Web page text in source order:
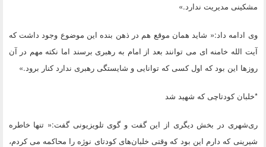
مشکینی مدیریت ندارد.»
وی ادامه داد:« شاید همان موقع هم در ذهن بنده این موضوع وجود داشت که
آیت الله خامنه ای می توانند بعد از امام به رهبری برسند اما نکته مهم در آن
روزها این بود که اول کسی که توانایی و شایستگی رهبری ندارد کنار برود.»
*خلبان کودتاچی که شهید شد
ری‌شهری در بخش دیگری از این گفت و گوی تلویزیونی گفت:« تنها خاطره
شیرینی که دارم این بود که وقتی خلبان‌های کودتای نوژه را محاکمه می کردم،